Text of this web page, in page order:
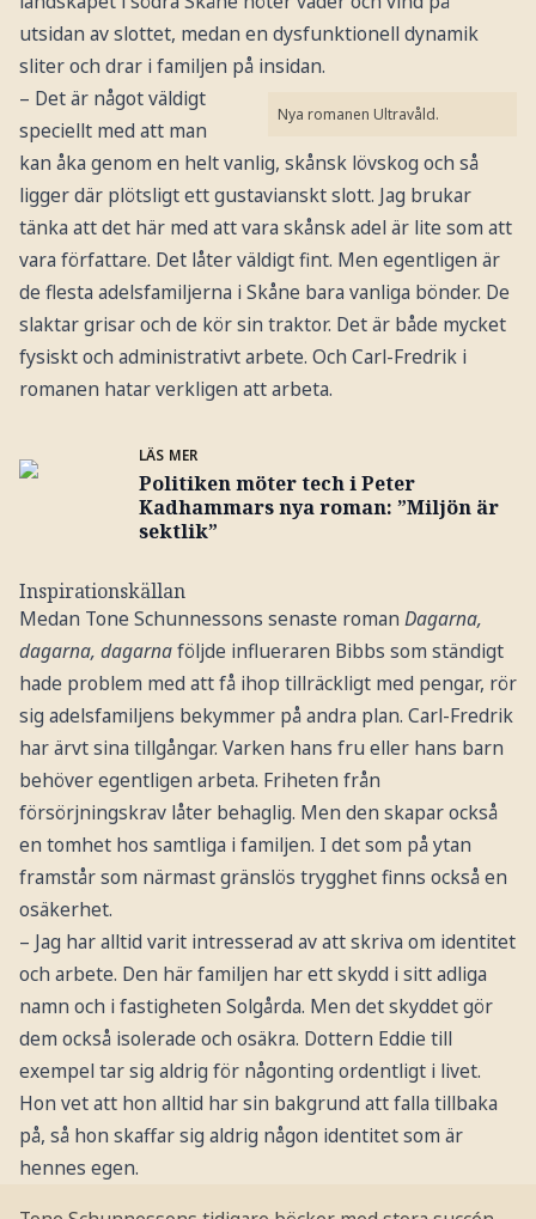
utsidan av slottet, medan en dysfunktionell dynamik
sliter och drar i familjen på insidan.
Nya romanen Ultravåld.
– Det är något väldigt
speciellt med att man
kan åka genom en helt vanlig, skånsk lövskog och så
ligger där plötsligt ett gustavianskt slott. Jag brukar
tänka att det här med att vara skånsk adel är lite som att
vara författare. Det låter väldigt fint. Men egentligen är
de flesta adelsfamiljerna i Skåne bara vanliga bönder. De
slaktar grisar och de kör sin traktor. Det är både mycket
fysiskt och administrativt arbete. Och Carl-Fredrik i
romanen hatar verkligen att arbeta.
LÄS MER
Politiken möter tech i Peter
Kadhammars nya roman: ”Miljön är
sektlik”
Inspirationskällan
Medan Tone Schunnessons senaste roman Dagarna,
dagarna, dagarnaföljde influeraren Bibbs som ständigt
hade problem med att få ihop tillräckligt med pengar, rör
sig adelsfamiljens bekymmer på andra plan. Carl-Fredrik
har ärvt sina tillgångar. Varken hans fru eller hans barn
behöver egentligen arbeta. Friheten från
försörjningskrav låter behaglig. Men den skapar också
en tomhet hos samtliga i familjen. I det som på ytan
framstår som närmast gränslös trygghet finns också en
osäkerhet.
– Jag har alltid varit intresserad av att skriva om identitet
och arbete. Den här familjen har ett skydd i sitt adliga
namn och i fastigheten Solgårda. Men det skyddet gör
dem också isolerade och osäkra. Dottern Eddie till
exempel tar sig aldrig för någonting ordentligt i livet.
Hon vet att hon alltid har sin bakgrund att falla tillbaka
på, så hon skaffar sig aldrig någon identitet som är
hennes egen.